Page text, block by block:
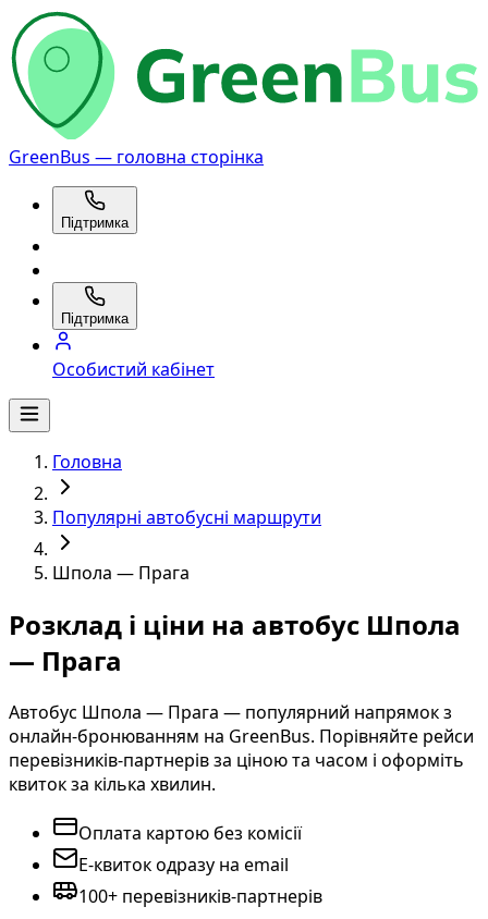
GreenBus — головна сторінка
Підтримка
Підтримка
Особистий кабінет
Головна
Популярні автобусні маршрути
Шпола — Прага
Розклад і ціни на автобус Шпола
— Прага
Автобус Шпола — Прага — популярний напрямок з
онлайн-бронюванням на GreenBus. Порівняйте рейси
перевізників-партнерів за ціною та часом і оформіть
квиток за кілька хвилин.
Оплата картою без комісії
E-квиток одразу на email
100+ перевізників-партнерів